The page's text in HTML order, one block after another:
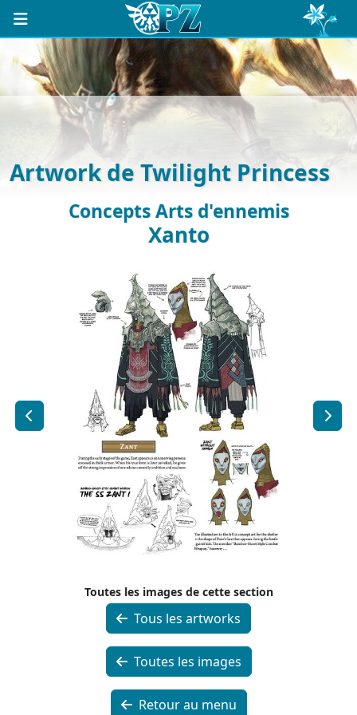
Artwork de Twilight Princess
Concepts Arts d'ennemis
Xanto
Toutes les images de cette section
Tous les artworks
Toutes les images
Retour au menu